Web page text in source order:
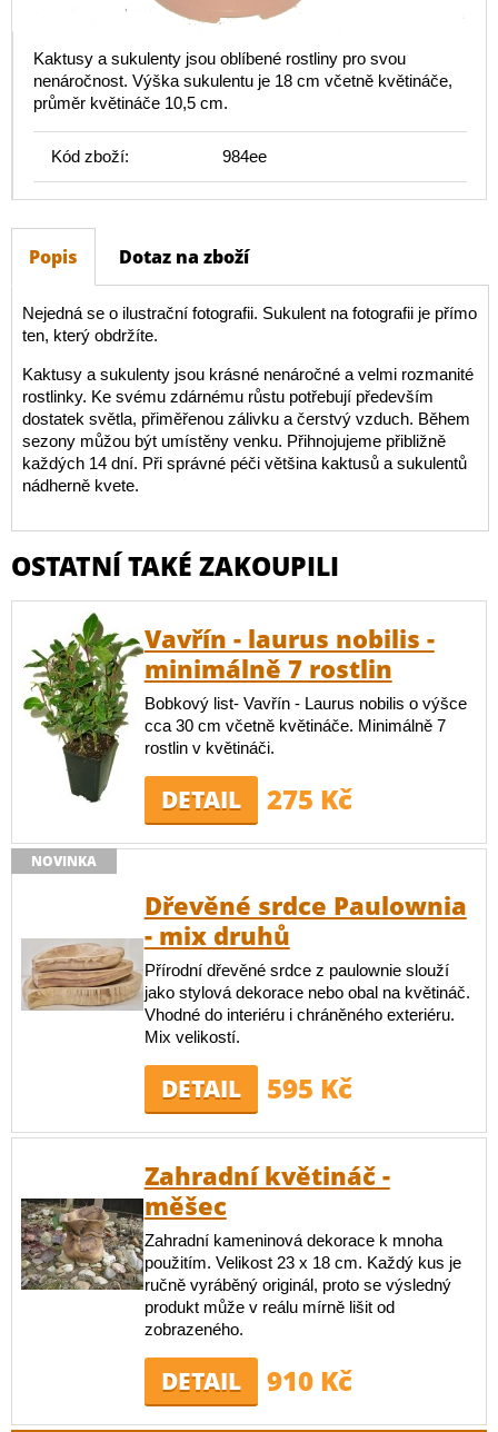
Kaktusy a sukulenty jsou oblíbené rostliny pro svou
nenáročnost. Výška sukulentu je 18 cm včetně květináče,
průměr květináče 10,5 cm.
Kód zboží: 984ee
Popis Dotaz na zboží
Nejedná se o ilustrační fotografii. Sukulent na fotografii je přímo
ten, který obdržíte.
Kaktusy a sukulenty jsou krásné nenáročné a velmi rozmanité
rostlinky. Ke svému zdárnému růstu potřebují především
dostatek světla, přiměřenou zálivku a čerstvý vzduch. Během
sezony můžou být umístěny venku. Přihnojujeme přibližně
každých 14 dní. Při správné péči většina kaktusů a sukulentů
nádherně kvete.
OSTATNÍ TAKÉ ZAKOUPILI
Vavřín - laurus nobilis -
minimálně 7 rostlin
Bobkový list- Vavřín - Laurus nobilis o výšce
cca 30 cm včetně květináče. Minimálně 7
rostlin v květináči.
DETAIL 275 Kč
NOVINKA
Dřevěné srdce Paulownia
- mix druhů
Přírodní dřevěné srdce z paulownie slouží
jako stylová dekorace nebo obal na květináč.
Vhodné do interiéru i chráněného exteriéru.
Mix velikostí.
DETAIL 595 Kč
Zahradní květináč -
měšec
Zahradní kameninová dekorace k mnoha
použitím. Velikost 23 x 18 cm. Každý kus je
ručně vyráběný originál, proto se výsledný
produkt může v reálu mírně lišit od
zobrazeného.
DETAIL 910 Kč